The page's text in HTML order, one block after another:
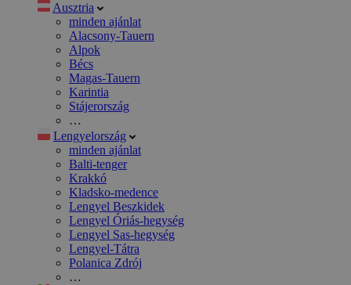
Ausztria
minden ajánlat
Alacsony-Tauern
Alpok
Bécs
Magas-Tauern
Karintia
Stájerország
…
Lengyelország
minden ajánlat
Balti-tenger
Krakkó
Kladsko-medence
Lengyel Beszkidek
Lengyel Óriás-hegység
Lengyel Sas-hegység
Lengyel-Tátra
Polanica Zdrój
…